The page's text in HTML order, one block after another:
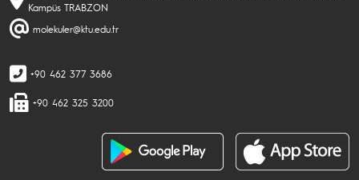
Kampüs TRABZON
molekuler@ktu.edu.tr
+90 462 377 3686
+90 462 325 3200